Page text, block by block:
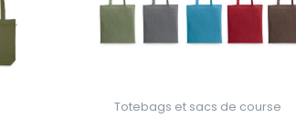
Totebags et sacs de course